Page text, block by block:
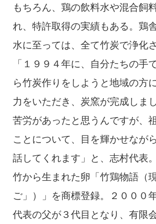
もちろん、鶏の飲料水や混合飼
れ、特許取得の実績もある。鶏
水に至っては、全て竹炭で浄化
「１９９４年に、自分たちの手
ら竹炭作りをしようと地域の方
力をいただき、炭窯が完成しま
苦労があったと思うんですが、
ことについて、目を輝かせなが
話してくれます」と、志村代表
竹から生まれた卵「竹鶏物語（
ご」）」を商標登録。２０００
代表の父が３代目となり、有限